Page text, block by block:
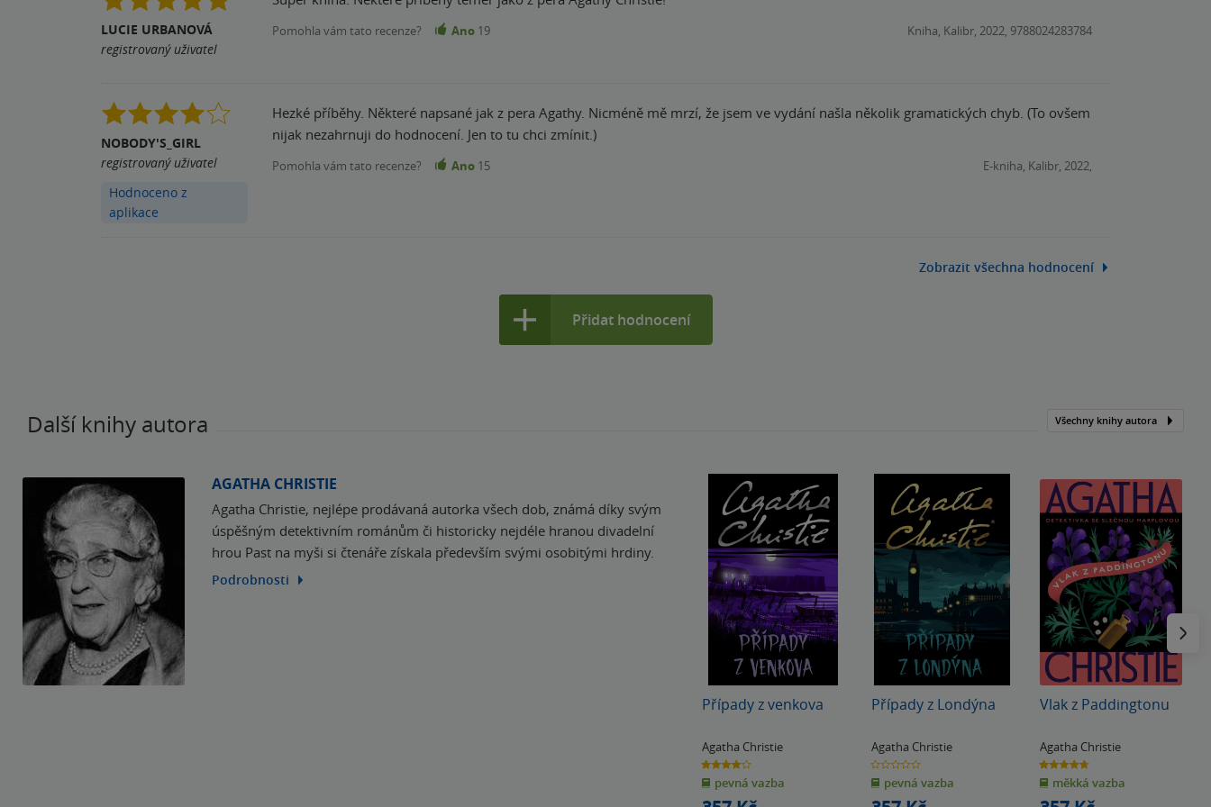
LUCIE URBANOVÁ
registrovaný uživatel
Pomohla vám tato recenze? Ano 19 Kniha, Kalibr, 2022, 9788024283784
NOBODY'S_GIRL
registrovaný uživatel
Hodnoceno z
aplikace
Hezké příběhy. Některé napsané jak z pera Agathy. Nicméně mě mrzí, že jsem ve vydání našla několik gramatických chyb. (To ovšem
nijak nezahrnuji do hodnocení. Jen to tu chci zmínit.)
Pomohla vám tato recenze? Ano 15 E-kniha, Kalibr, 2022,
Zobrazit všechna hodnocení
Přidat hodnocení
Další knihy autora Všechny knihy autora
AGATHA CHRISTIE
Agatha Christie, nejlépe prodávaná autorka všech dob, známá díky svým
úspěšným detektivním románům či historicky nejdéle hranou divadelní
hrou Past na myši si čtenáře získala především svými osobitými hrdiny.
Podrobnosti
Případy z venkova
Agatha Christie
4.0
z
5
hvězdiček
pevná vazba
Případy z Londýna
Agatha Christie
0.0
z
5
hvězdiček
pevná vazba
Vlak z Paddingtonu
Agatha Christie
4.7
z
5
hvězdiček
měkká vazba